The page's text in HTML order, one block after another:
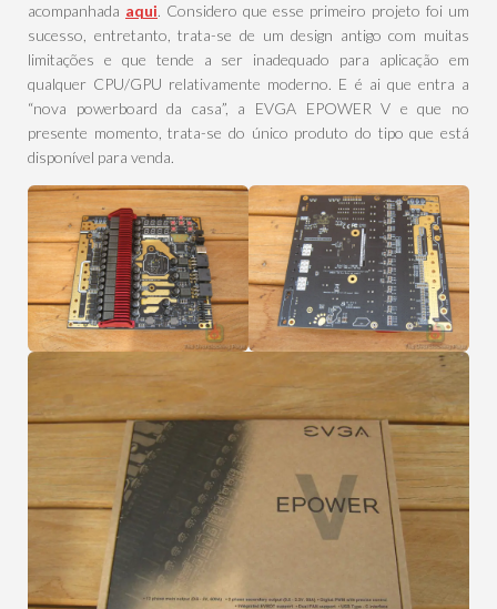
acompanhada aqui. Considero que esse primeiro projeto foi um
sucesso, entretanto, trata-se de um design antigo com muitas
limitações e que tende a ser inadequado para aplicação em
qualquer CPU/GPU relativamente moderno. E é ai que entra a
“nova powerboard da casa”, a EVGA EPOWER V e que no
presente momento, trata-se do único produto do tipo que está
disponível para venda.